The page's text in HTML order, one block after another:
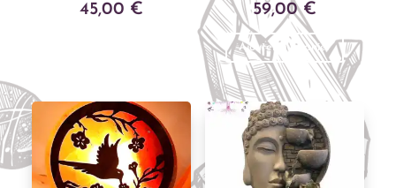
45,00 €
59,00€
Ajouter au panier